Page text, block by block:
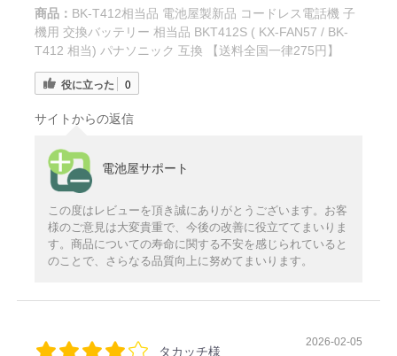
商品： BK-T412相当品 電池屋製新品 コードレス電話機 子
機用 交換バッテリー 相当品 BKT412S ( KX-FAN57 / BK-
T412 相当) パナソニック 互換 【送料全国一律275円】
役に立った 0
サイトからの返信
電池屋サポート
この度はレビューを頂き誠にありがとうございます。お客
様のご意見は大変貴重で、今後の改善に役立ててまいりま
す。商品についての寿命に関する不安を感じられていると
のことで、さらなる品質向上に努めてまいります。
タカッチ様
2026-02-05